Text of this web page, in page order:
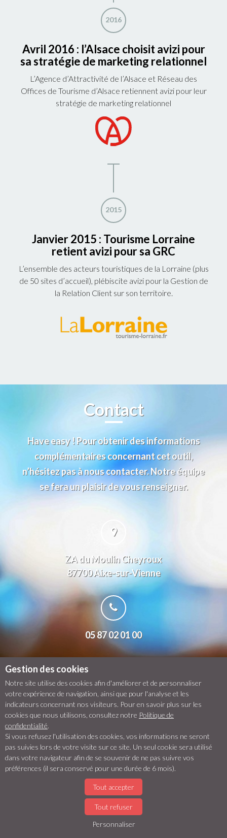
2016
Avril 2016 : l’Alsace choisit avizi pour
sa stratégie de marketing relationnel
L’Agence d’Attractivité de l’Alsace et Réseau des
Offices de Tourisme d’Alsace retiennent avizi pour leur
stratégie de marketing relationnel
2015
Janvier 2015 : Tourisme Lorraine
retient avizi pour sa GRC
L’ensemble des acteurs touristiques de la Lorraine (plus
de 50 sites d’accueil), plébiscite avizi pour la Gestion de
la Relation Client sur son territoire.
Contact
Have easy ! Pour obtenir des informations
complémentaires concernant cet outil,
n’hésitez pas à nous contacter. Notre équipe
se fera un plaisir de vous renseigner.
ZA du Moulin Cheyroux
87700 Aixe-sur-Vienne
05 87 02 01 00
com@avizi.fr
Contactez nous !
Gestion des cookies
Notre site utilise des cookies afin d'améliorer et de personnaliser
votre expérience de navigation, ainsi que pour l'analyse et les
indicateurs concernant nos visiteurs. Pour en savoir plus sur les
cookies que nous utilisons, consultez notre Politique de
confidentialité.
Si vous refusez l'utilisation des cookies, vos informations ne seront
pas suivies lors de votre visite sur ce site. Un seul cookie sera utilisé
dans votre navigateur afin de se souvenir de ne pas suivre vos
préférences (il sera conservé pour une durée de 6 mois).
Tout accepter
Tout refuser
Personnaliser